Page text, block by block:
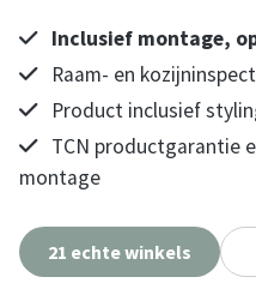
Inclusief montage,
Raam- en
Product inclusief
TCN productgarantie
montage
21 echte winkels